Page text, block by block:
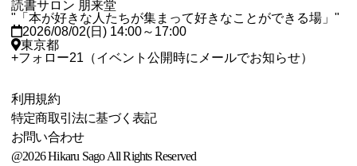
読書サロン 朋来堂
"「本が好きな人たちが集まって好きなことができる場」"
2026/08/02(日) 14:00～17:00
東京都
+フォロー21 （イベント公開時にメールでお知らせ）
利用規約
特定商取引法に基づく表記
お問い合わせ
@2026 Hikaru Sago All Rights Reserved